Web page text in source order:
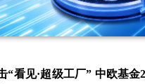
“看见·超级工厂” 中欧基金